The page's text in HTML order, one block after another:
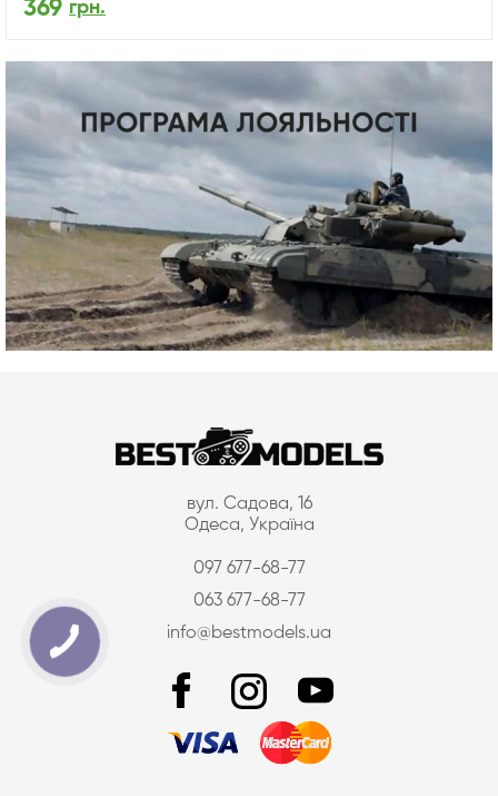
369 грн.
вул. Садова, 16
Одеса, Україна
097 677-68-77
063 677-68-77
info@bestmodels.ua